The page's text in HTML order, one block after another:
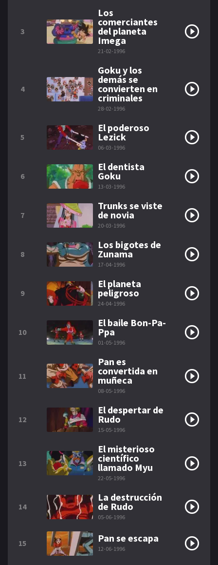
3
Los
comerciantes
del planeta
Imega
21-02-1996
4
Goku y los
demás se
convierten en
criminales
28-02-1996
5
El poderoso
Lezick
06-03-1996
6
El dentista
Goku
13-03-1996
7
Trunks se viste
de novia
20-03-1996
8
Los bigotes de
Zunama
17-04-1996
9
El planeta
peligroso
24-04-1996
10
El baile Bon-Pa-
Ppa
01-05-1996
11
Pan es
convertida en
muñeca
08-05-1996
12
El despertar de
Rudo
15-05-1996
13
El misterioso
científico
llamado Myu
22-05-1996
14
La destrucción
de Rudo
05-06-1996
15 Pan se escapa
12-06-1996